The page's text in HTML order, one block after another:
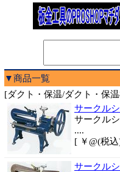
▼商品一覧
[ダクト・保温/ダクト・保
サークル
サークル
....
[ ￥@(税
サークル